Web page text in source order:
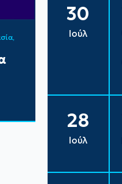
30
Ιούλ
28
Ιούλ